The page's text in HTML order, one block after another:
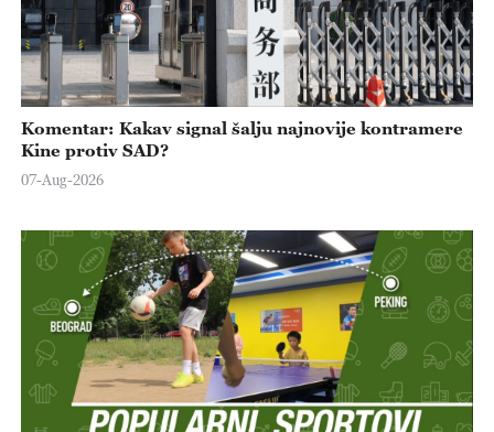
Komentar: Kakav signal šalju najnovije kontramere
Kine protiv SAD?
07-Aug-2026